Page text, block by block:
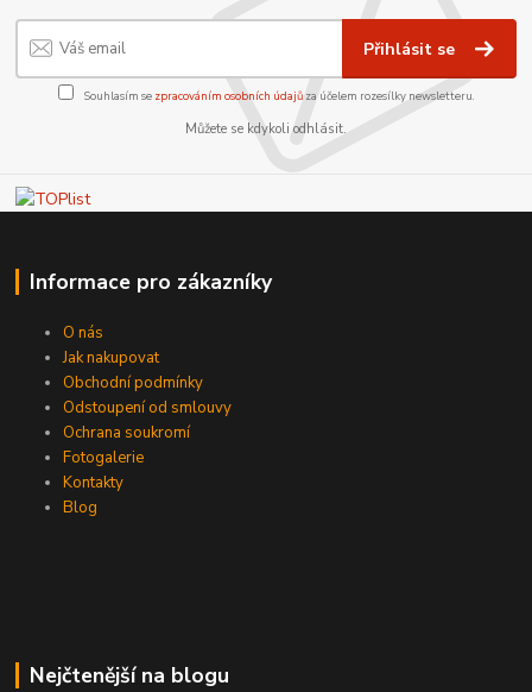
Přihlásit se
Souhlasím se zpracováním osobních údajůza účelem rozesílky newsletteru.
Můžete se kdykoli odhlásit.
Informace pro zákazníky
O nás
Jak nakupovat
Obchodní podmínky
Odstoupení od smlouvy
Ochrana soukromí
Fotogalerie
Kontakty
Blog
Nejčtenější na blogu